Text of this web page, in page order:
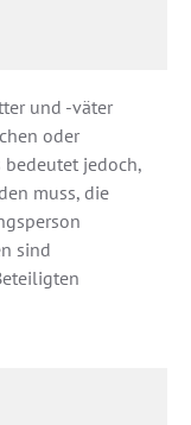
und -väter
oder
bedeutet jedoch,
muss, die
sind